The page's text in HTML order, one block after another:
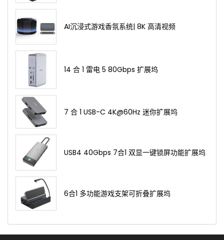
AI沉浸式游戏香氛系统| 8K 高清视频
14 合 1 雷电 5 80Gbps 扩展坞
7 合 1 USB-C 4K@60Hz 迷你扩展坞
USB4 40Gbps 7合1 双显一键锁屏功能扩展坞
6合1 多功能游戏支架可折叠扩展坞